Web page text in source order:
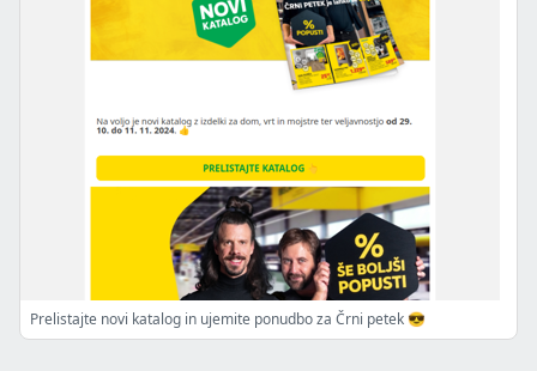
Prelistajte novi katalog in ujemite ponudbo za Črni petek 😎